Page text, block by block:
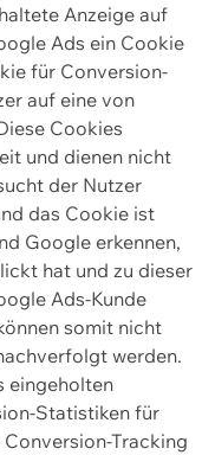
Anzeige auf
Ads ein Cookie
für Conversion-
auf eine von
Cookies
und dienen nicht
der Nutzer
das Cookie ist
Google erkennen,
hat und zu dieser
Ads-Kunde
somit nicht
werden.
eingeholten
Statistiken für
Tracking